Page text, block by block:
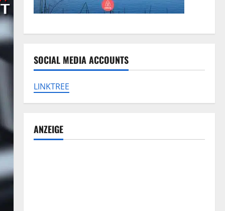
SOCIAL MEDIA ACCOUNTS
LINKTREE
ANZEIGE